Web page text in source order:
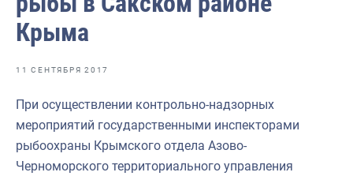
Отраслевые СМИ
Выставки и конференции
Научно-практическая литература
Рыбоохрана России
Отрасль в цифрах
Крыма
11 СЕНТЯБРЯ 2017
При осуществлении контрольно-надзорных
мероприятий государственными инспекторами
рыбоохраны Крымского отдела Азово-
Черноморского территориального управления